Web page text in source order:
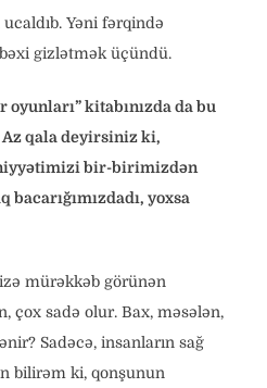
Yəni fərqində
gizlətmək üçündü.
oyunları” kitabınızda da bu
Az qala deyirsiniz ki,
bir-birimizdən
yoxsa
mürəkkəb görünən
çox sadə olur. Bax, məsələn,
Sadəcə, insanların sağ
bilirəm ki, qonşunun